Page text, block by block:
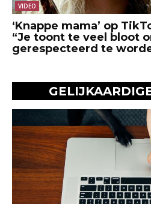
VIDEO
‘Knappe mama’ op
“Je toont te veel bloot
gerespecteerd te